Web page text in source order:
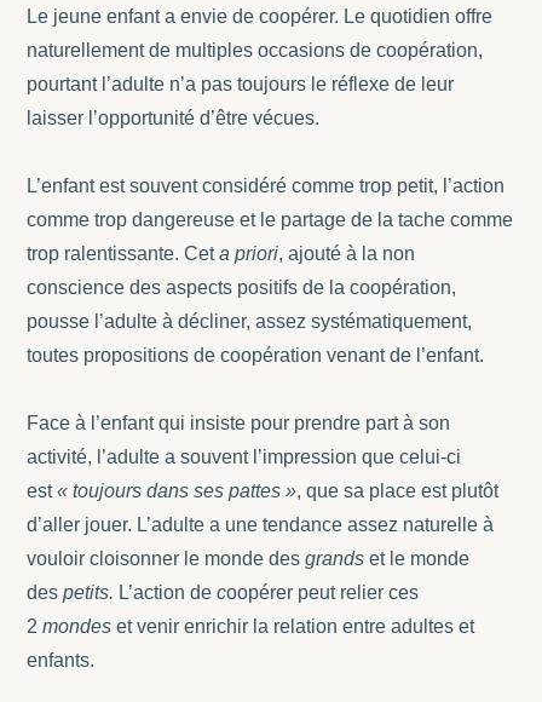
Le jeune enfant a envie de coopérer. Le quotidien offre
naturellement de multiples occasions de coopération,
pourtant l’adulte n’a pas toujours le réflexe de leur
laisser l’opportunité d’être vécues.
L’enfant est souvent considéré comme trop petit, l’action
comme trop dangereuse et le partage de la tache comme
trop ralentissante. Ceta priori, ajouté à la non
conscience des aspects positifs de la coopération,
pousse l’adulte à décliner, assez systématiquement,
toutes propositions de coopération venant de l’enfant.
Face à l’enfant qui insiste pour prendre part à son
activité, l’adulte a souvent l’impression que celui-ci
est« toujours dans ses pattes », que sa place est plutôt
d’aller jouer. L’adulte a une tendance assez naturelle à
vouloir cloisonner le monde des grands et le monde
despetits. L’action de coopérer peut relier ces
2 mondes et venir enrichir la relation entre adultes et
enfants.